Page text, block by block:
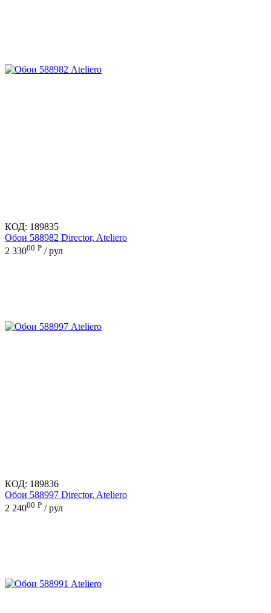
КОД: 189835
Обои 588982 Director, Ateliero
2 33000 Р / рул
КОД: 189836
Обои 588997 Director, Ateliero
2 24000 Р / рул